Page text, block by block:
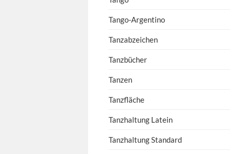
Tango-Argentino
Tanzabzeichen
Tanzbücher
Tanzen
Tanzfläche
Tanzhaltung Latein
Tanzhaltung Standard